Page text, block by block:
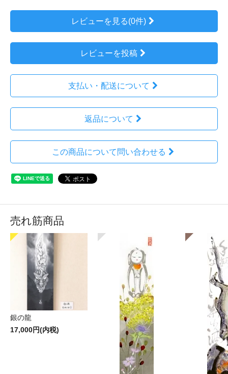
レビューを見る(0件)
レビューを投稿
支払い・配送について
返品について
この商品について問い合わせる
売れ筋商品
銀の龍
17,000円(内税)